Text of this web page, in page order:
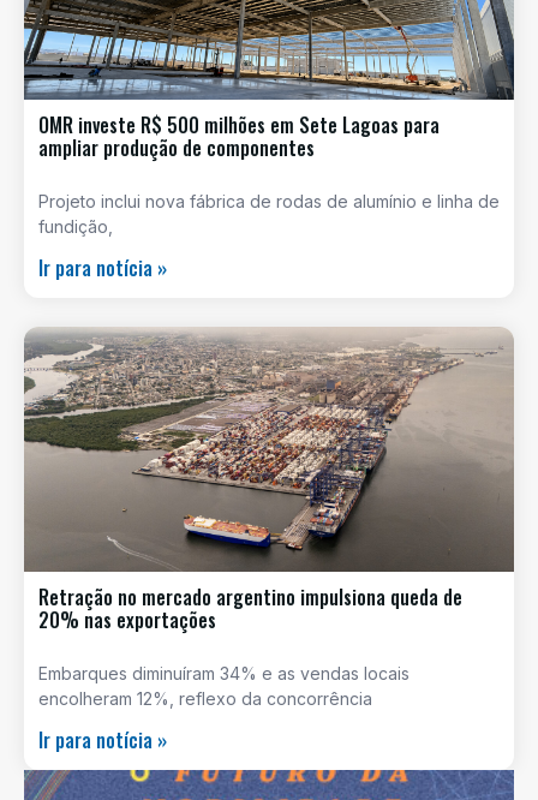
OMR investe R$ 500 milhões em Sete Lagoas para
ampliar produção de componentes
Projeto inclui nova fábrica de rodas de alumínio e linha de
fundição,
Ir para notícia »
Retração no mercado argentino impulsiona queda de
20% nas exportações
Embarques diminuíram 34% e as vendas locais
encolheram 12%, reflexo da concorrência
Ir para notícia »